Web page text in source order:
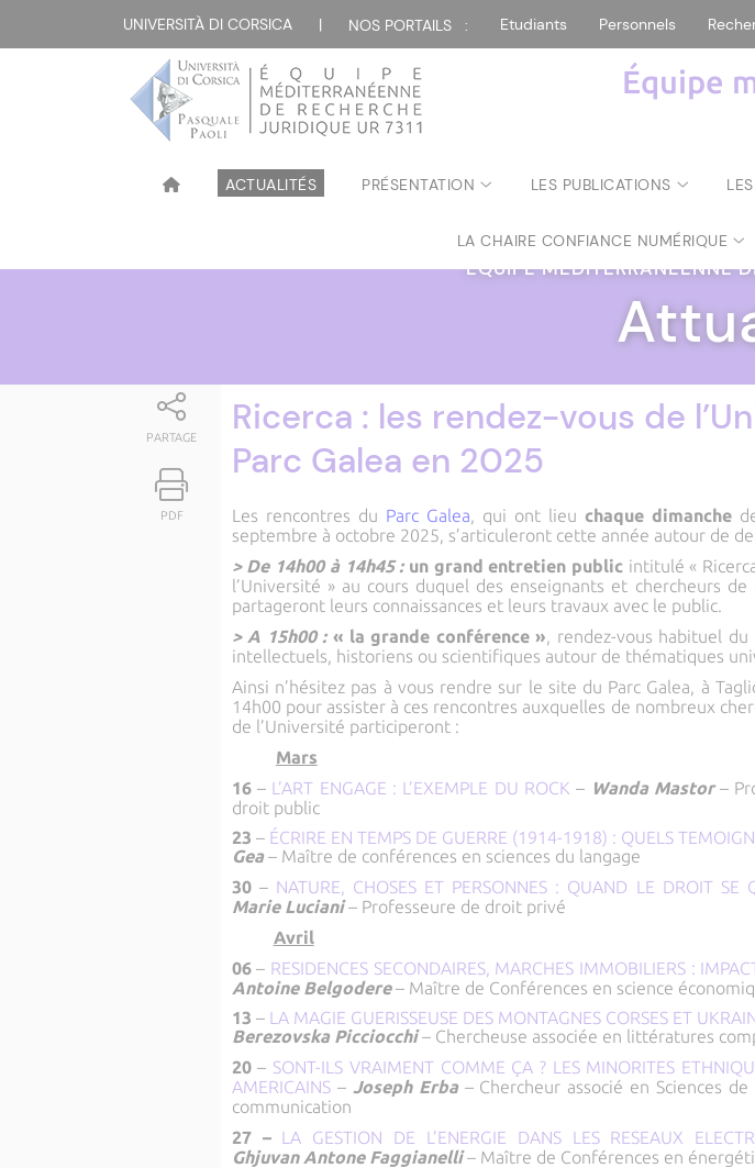
UNIVERSITÀ DI CORSICA | NOS PORTAILS : Etudiants Personnels
Équipe
ACTUALITÉS PRÉSENTATION LES PUBLICATIONS
LA CHAIRE CONFIANCE NUMÉRIQUE
ÉQUIPE MÉDITERRANÉENNE
PARTAGE
PDF
Ricerca : les rendez-vous de
Parc Galea en 2025
Les rencontres du Parc Galea, qui ont lieu chaque dimanche
septembre à octobre 2025, s’articuleront cette année autour de
> De 14h00 à 14h45 :un grand entretien public intitulé «
l’Université » au cours duquel des enseignants et chercheurs de
partageront leurs connaissances et leurs travaux avec le public.
> A 15h00 :« la grande conférence », rendez-vous habituel du
intellectuels, historiens ou scientifiques autour de thématiques
Ainsi n’hésitez pas à vous rendre sur le site du Parc Galea, à
14h00 pour assister à ces rencontres auxquelles de nombreux
de l’Université participeront :
Mars
16– L’ART ENGAGE : L’EXEMPLE DU ROCK– Wanda Mastor–
droit public
23 –ÉCRIRE EN TEMPS DE GUERRE (1914-1918) : QUELS
Gea – Maître de conférences en sciences du langage
30 – NATURE, CHOSES ET PERSONNES : QUAND LE DROIT SE
Marie Luciani– Professeure de droit privé
Avril
06– RESIDENCES SECONDAIRES, MARCHES IMMOBILIERS :
Antoine Belgodere – Maître de Conférences en science
13 – LA MAGIE GUERISSEUSE DES MONTAGNES CORSES ET
Berezovska Picciocchi– Chercheuse associée en littératures
20– SONT-ILS VRAIMENT COMME ÇA ? LES MINORITES
AMERICAINS– Joseph Erba – Chercheur associé en Sciences
communication
27 – LA GESTION DE L’ENERGIE DANS LES RESEAUX
Ghjuvan Antone Faggianelli– Maître de Conférences en